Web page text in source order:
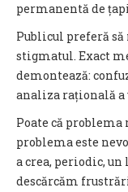
permanentă de
Publicul preferă să
stigmatul. Exact
demontează:
analiza rațională
Poate că
problema este
a crea, periodic,
descărcăm